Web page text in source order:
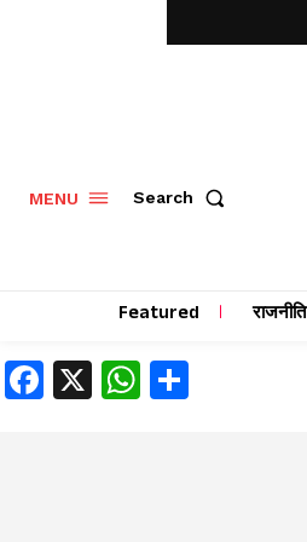
MENU Search
Featured राजनीति
Facebook
X WhatsApp